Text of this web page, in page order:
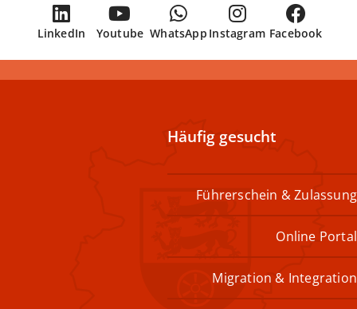
Facebook
Instagram
WhatsApp
Youtube
LinkedIn
Häufig gesucht
Führerschein & Zulassung
Online Portal
Migration & Integration